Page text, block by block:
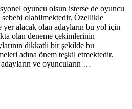
oyuncu olsun isterse de oyuncu
olabilmektedir. Özellikle
yer alacak olan adayların bu yol için
olan deneme çekimlerinin
dikkatli bir şekilde bu
adına önem teşkil etmektedir.
ve oyuncuların …